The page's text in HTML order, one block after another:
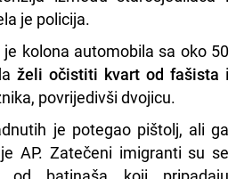
je policija.
kolona automobila sa oko 50
želi očistiti kvart od fašista i
povrijedivši dvojicu.
je potegao pištolj, ali ga
AP. Zatečeni imigranti su se